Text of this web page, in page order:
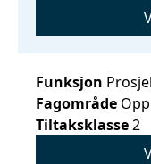
Funksjon
Fagområde
Tiltaksklasse2